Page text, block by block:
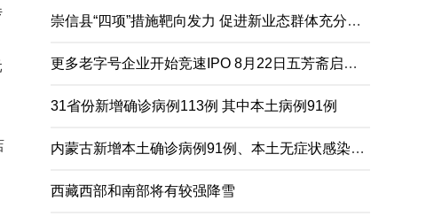
崇信县“四项”措施靶向发力 促进新业态群体充分就业
更多老字号企业开始竞速IPO 8月22日五芳斋启动申购
31省份新增确诊病例113例 其中本土病例91例
内蒙古新增本土确诊病例91例、本土无症状感染者2例
西藏西部和南部将有较强降雪